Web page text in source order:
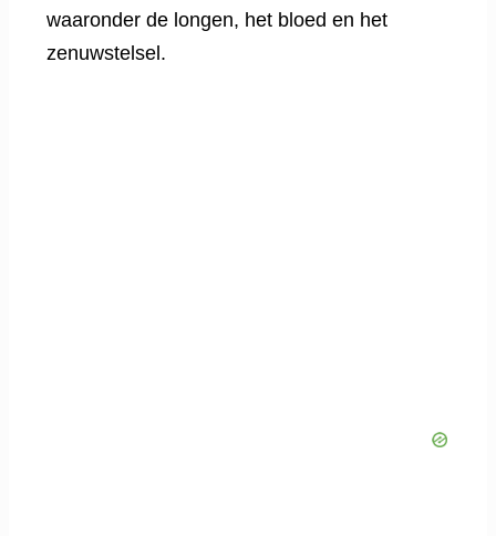
waaronder de longen, het bloed en het
zenuwstelsel.